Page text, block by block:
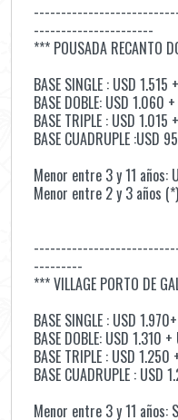
----------------------
*** POUSADA RECANTO
BASE SINGLE : USD
BASE DOBLE: USD 1.060
BASE TRIPLE : USD
BASE CUADRUPLE :USD
Menor entre 3 y 11 años:
Menor entre 2 y 3 años
---------
*** VILLAGE PORTO DE
BASE SINGLE : USD
BASE DOBLE: USD 1.310
BASE TRIPLE : USD
BASE CUADRUPLE :
Menor entre 3 y 11 años: